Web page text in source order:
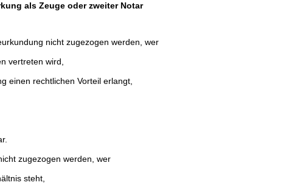
als Zeuge oder zweiter Notar
nicht zugezogen werden, wer
vertreten wird,
einen rechtlichen Vorteil erlangt,
zugezogen werden, wer
steht,